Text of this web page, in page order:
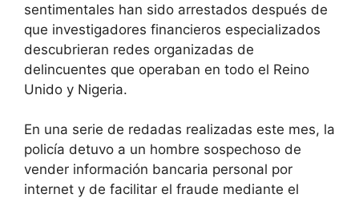
sentimentales han sido arrestados después de
que investigadores financieros especializados
descubrieran redes organizadas de
delincuentes que operaban en todo el Reino
Unido y Nigeria.
En una serie de redadas realizadas este mes, la
policía detuvo a un hombre sospechoso de
vender información bancaria personal por
internet y de facilitar el fraude mediante el